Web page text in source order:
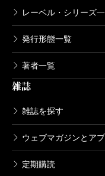
レーベル・シリーズ
発行形態一覧
著者一覧
雑誌
雑誌を探す
ウェブマガジンとアプ
定期購読